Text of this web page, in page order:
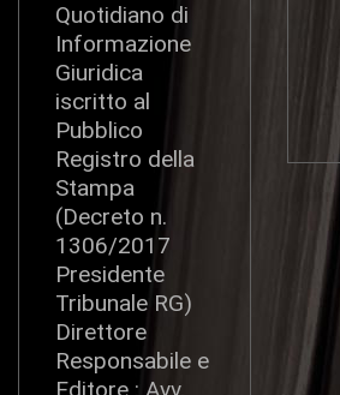
Quotidiano di
Informazione
Giuridica
iscritto al
Pubblico
Registro della
Stampa
(Decreto n.
1306/2017
Presidente
Tribunale RG)
Direttore
Responsabile e